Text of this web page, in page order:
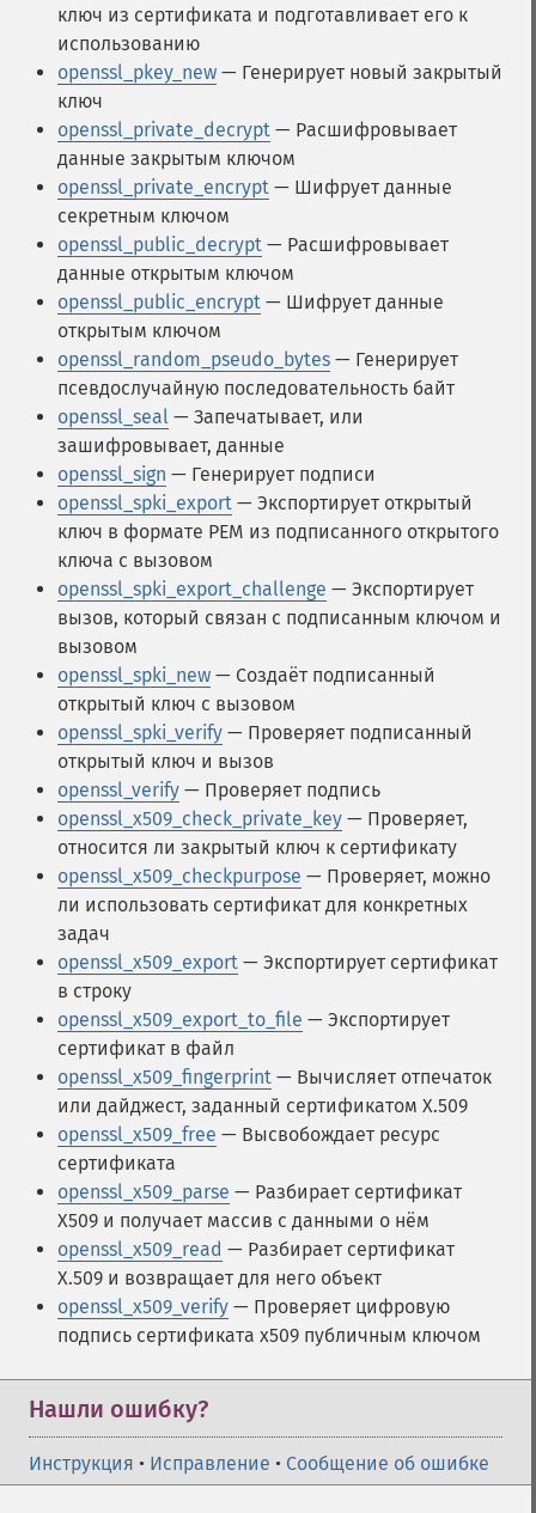
ключ из сертификата и подготавливает его к
использованию
openssl_pkey_new — Генерирует новый закрытый
ключ
openssl_private_decrypt — Расшифровывает
данные закрытым ключом
openssl_private_encrypt — Шифрует данные
секретным ключом
openssl_public_decrypt — Расшифровывает
данные открытым ключом
openssl_public_encrypt — Шифрует данные
открытым ключом
openssl_random_pseudo_bytes — Генерирует
псевдослучайную последовательность байт
openssl_seal — Запечатывает, или
зашифровывает, данные
openssl_sign — Генерирует подписи
openssl_spki_export — Экспортирует открытый
ключ в формате PEM из подписанного открытого
ключа с вызовом
openssl_spki_export_challenge — Экспортирует
вызов, который связан с подписанным ключом и
вызовом
openssl_spki_new — Создаёт подписанный
открытый ключ с вызовом
openssl_spki_verify — Проверяет подписанный
открытый ключ и вызов
openssl_verify — Проверяет подпись
openssl_x509_check_private_key — Проверяет,
относится ли закрытый ключ к сертификату
openssl_x509_checkpurpose — Проверяет, можно
ли использовать сертификат для конкретных
задач
openssl_x509_export — Экспортирует сертификат
в строку
openssl_x509_export_to_file — Экспортирует
сертификат в файл
openssl_x509_fingerprint — Вычисляет отпечаток
или дайджест, заданный сертификатом X.509
openssl_x509_free — Высвобождает ресурс
сертификата
openssl_x509_parse — Разбирает сертификат
X509 и получает массив с данными о нём
openssl_x509_read — Разбирает сертификат
X.509 и возвращает для него объект
openssl_x509_verify — Проверяет цифровую
подпись сертификата x509 публичным ключом
Нашли ошибку?
Инструкция • Исправление • Сообщение об ошибке